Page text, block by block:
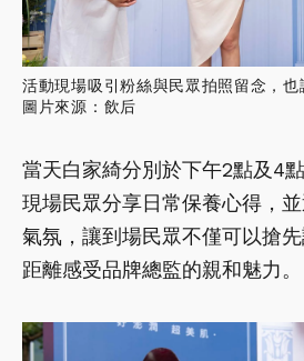
活動現場吸引粉絲與民眾拍照留念，也
圖片來源：飲后
當天白家綺分別於下午2點及4
現場民眾分享日常保養心得，
氣氛，讓到場民眾不僅可以搶
距離感受品牌總監的親和魅力。